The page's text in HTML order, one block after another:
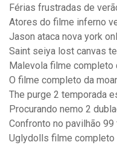
Férias frustradas de
Atores do filme inferno
Jason ataca nova york
Saint seiya lost canvas
Malevola filme completo
O filme completo da
The purge 2 temporada
Procurando nemo 2
Confronto no pavilhão
Uglydolls filme completo